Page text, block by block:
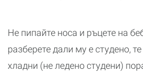
Не пипайте носа и ръцете на
разберете дали му е студено,
хладни (не ледено студени)